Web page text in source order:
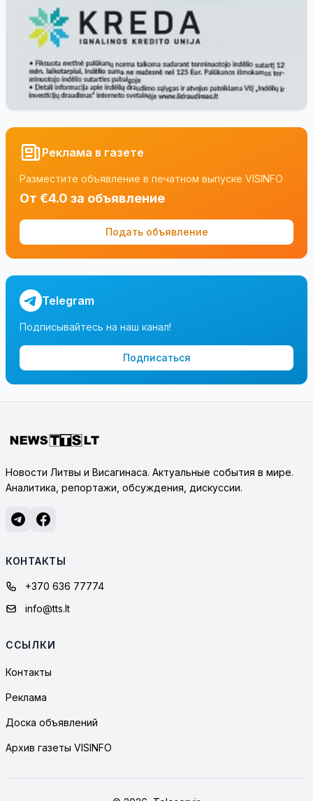
Реклама в газете
Разместите объявление в печатном выпуске VISINFO
От €4.0 за объявление
Подать объявление
Telegram
Подписывайтесь на наш канал!
Подписаться
Новости Литвы и Висагинаса. Актуальные события в мире.
Аналитика, репортажи, обсуждения, дискуссии.
КОНТАКТЫ
+370 636 77774
info@tts.lt
ССЫЛКИ
Контакты
Реклама
Доска объявлений
Архив газеты VISINFO